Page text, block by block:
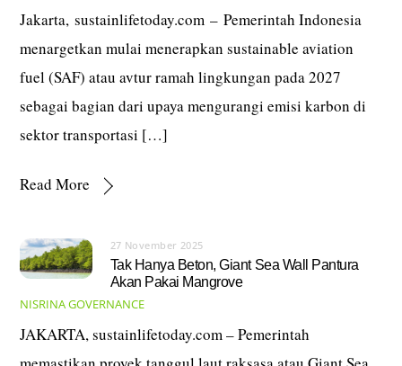
Jakarta, sustainlifetoday.com – Pemerintah Indonesia
menargetkan mulai menerapkan sustainable aviation
fuel (SAF) atau avtur ramah lingkungan pada 2027
sebagai bagian dari upaya mengurangi emisi karbon di
sektor transportasi […]
Read More
27 November 2025
Tak Hanya Beton, Giant Sea Wall Pantura
Akan Pakai Mangrove
NISRINA GOVERNANCE
JAKARTA, sustainlifetoday.com – Pemerintah